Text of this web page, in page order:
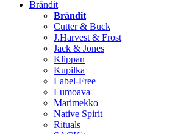
Brändit
Brändit
Cutter & Buck
J.Harvest & Frost
Jack & Jones
Klippan
Kupilka
Label-Free
Lumoava
Marimekko
Native Spirit
Rituals